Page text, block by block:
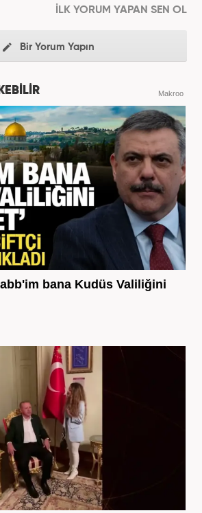
İLK YORUM YAPAN SEN OL
Bir Yorum Yapın
Makroo
bana Kudüs Valiliğini